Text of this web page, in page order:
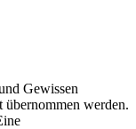
Gewissen
werden.